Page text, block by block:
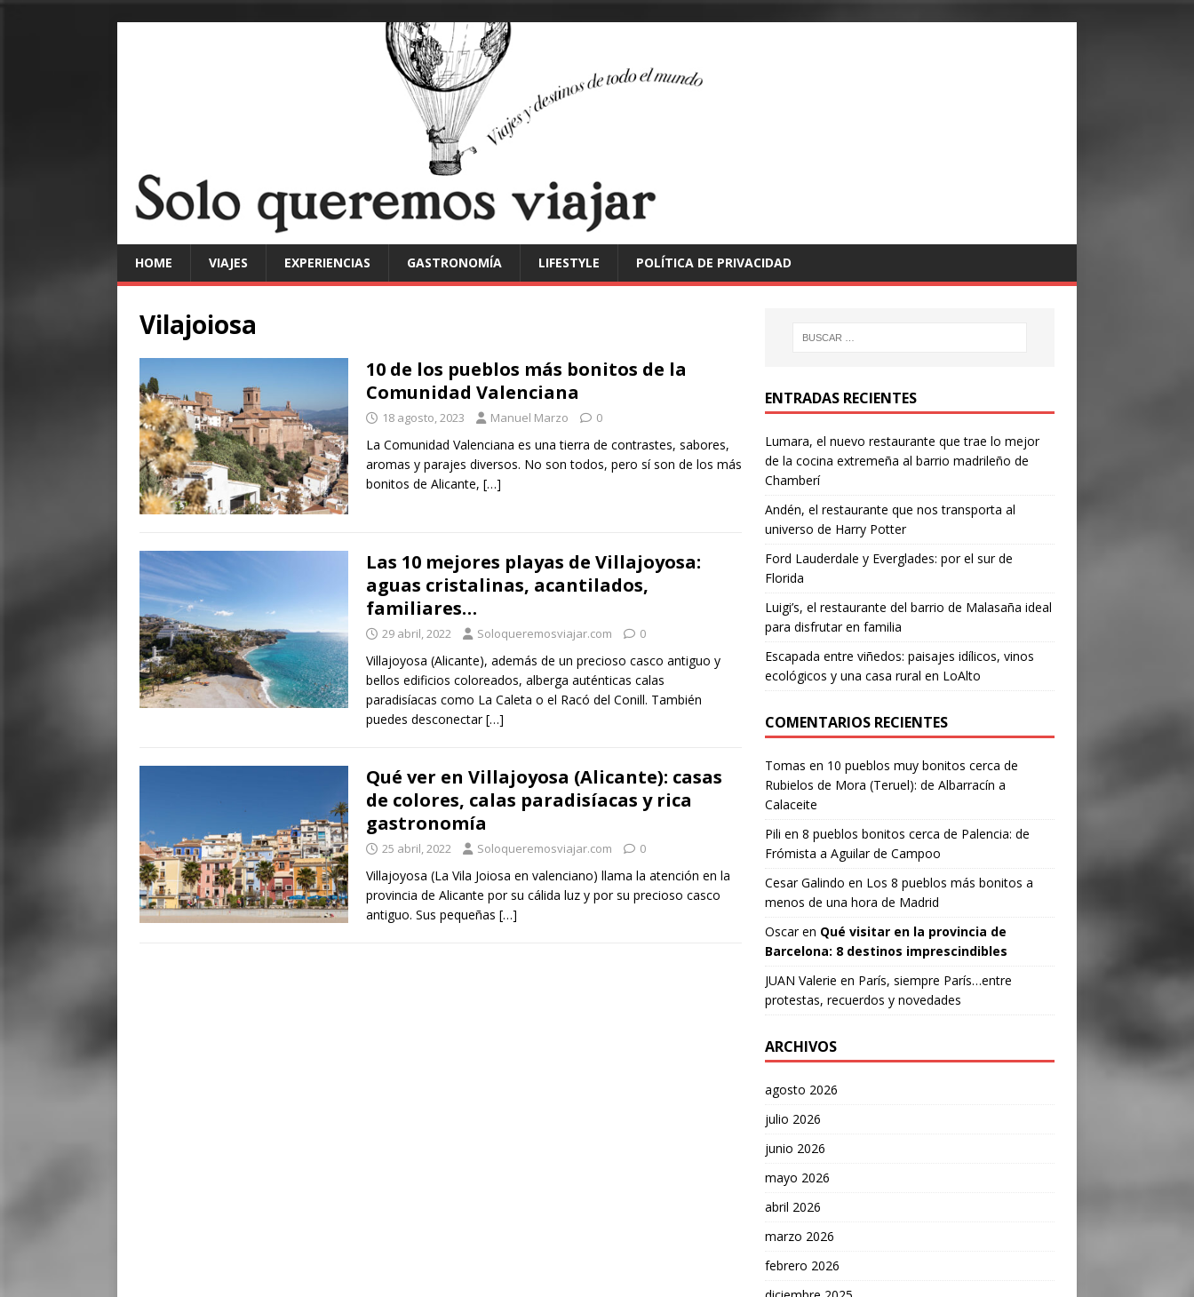
HOME VIAJES EXPERIENCIAS GASTRONOMÍA LIFESTYLE POLÍTICA DE PRIVACIDAD
Vilajoiosa
10 de los pueblos más bonitos de la
Comunidad Valenciana
18 agosto, 2023 Manuel Marzo 0
La Comunidad Valenciana es una tierra de contrastes, sabores,
aromas y parajes diversos. No son todos, pero sí son de los más
bonitos de Alicante, […]
Las 10 mejores playas de Villajoyosa:
aguas cristalinas, acantilados,
familiares…
29 abril, 2022 Soloqueremosviajar.com 0
Villajoyosa (Alicante), además de un precioso casco antiguo y
bellos edificios coloreados, alberga auténticas calas
paradisíacas como La Caleta o el Racó del Conill. También
puedes desconectar[…]
Qué ver en Villajoyosa (Alicante): casas
de colores, calas paradisíacas y rica
gastronomía
25 abril, 2022 Soloqueremosviajar.com 0
Villajoyosa (La Vila Joiosa en valenciano) llama la atención en la
provincia de Alicante por su cálida luz y por su precioso casco
antiguo. Sus pequeñas […]
ENTRADAS RECIENTES
Lumara, el nuevo restaurante que trae lo mejor
de la cocina extremeña al barrio madrileño de
Chamberí
Andén, el restaurante que nos transporta al
universo de Harry Potter
Ford Lauderdale y Everglades: por el sur de
Florida
Luigi’s, el restaurante del barrio de Malasaña ideal
para disfrutar en familia
Escapada entre viñedos: paisajes idílicos, vinos
ecológicos y una casa rural en LoAlto
COMENTARIOS RECIENTES
Tomas en 10 pueblos muy bonitos cerca de
Rubielos de Mora (Teruel): de Albarracín a
Calaceite
Pili en 8 pueblos bonitos cerca de Palencia: de
Frómista a Aguilar de Campoo
Cesar Galindo en Los 8 pueblos más bonitos a
menos de una hora de Madrid
Oscaren Qué visitar en la provincia de
Barcelona: 8 destinos imprescindibles
JUAN Valerie en París, siempre París…entre
protestas, recuerdos y novedades
ARCHIVOS
agosto 2026
julio 2026
junio 2026
mayo 2026
abril 2026
marzo 2026
febrero 2026